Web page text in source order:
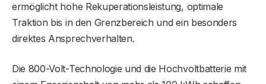
ermöglicht hohe Rekuperationsleistung, optimale
Traktion bis in den Grenzbereich und ein besonders
direktes Ansprechverhalten.
Die 800-Volt-Technologie und die Hochvoltbatterie mit